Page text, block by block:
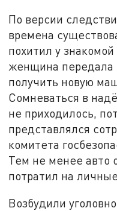
По версии
времена
похитил у
женщина передала
получить новую
Сомневаться в
не приходилось,
представлялся
комитета
Тем не менее авто
потратил на
Возбудили